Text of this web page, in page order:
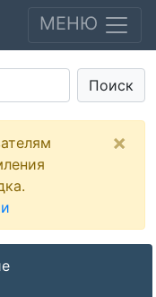
МЕНЮ
Поиск
×